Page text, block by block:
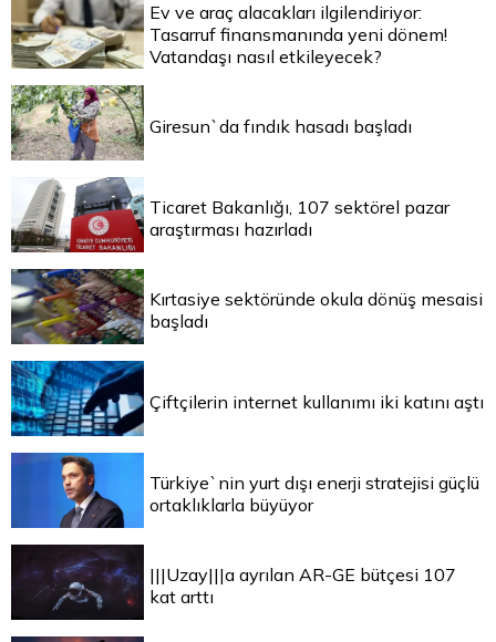
Ev ve araç alacakları ilgilendiriyor:
Tasarruf finansmanında yeni dönem!
Vatandaşı nasıl etkileyecek?
Giresun`da fındık hasadı başladı
Ticaret Bakanlığı, 107 sektörel pazar
araştırması hazırladı
Kırtasiye sektöründe okula dönüş mesaisi
başladı
Çiftçilerin internet kullanımı iki katını aştı
Türkiye`nin yurt dışı enerji stratejisi güçlü
ortaklıklarla büyüyor
|||Uzay|||a ayrılan AR-GE bütçesi 107
kat arttı